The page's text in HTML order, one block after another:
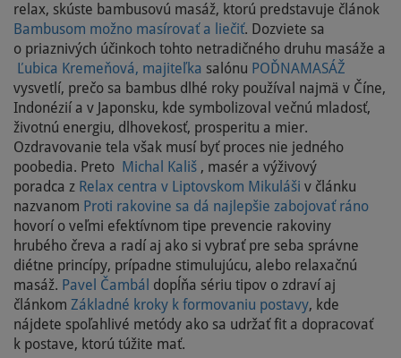
relax, skúste bambusovú masáž, ktorú predstavuje článok
Bambusom možno masírovať a liečiť. Dozviete sa
o priaznivých účinkoch tohto netradičného druhu masáže a
Ľubica Kremeňová, majiteľka salónu POĎNAMASÁŽ
vysvetlí, prečo sa bambus dlhé roky používal najmä v Číne,
Indonézií a v Japonsku, kde symbolizoval večnú mladosť,
životnú energiu, dlhovekosť, prosperitu a mier.
Ozdravovanie tela však musí byť proces nie jedného
poobedia. Preto Michal Kališ , masér a výživový
poradca z Relax centra v Liptovskom Mikuláši v článku
nazvanom Proti rakovine sa dá najlepšie zabojovať ráno
hovorí o veľmi efektívnom tipe prevencie rakoviny
hrubého čreva a radí aj ako si vybrať pre seba správne
diétne princípy, prípadne stimulujúcu, alebo relaxačnú
masáž. Pavel Čambál dopĺňa sériu tipov o zdraví aj
článkom Základné kroky k formovaniu postavy, kde
nájdete spoľahlivé metódy ako sa udržať fit a dopracovať
k postave, ktorú túžite mať.